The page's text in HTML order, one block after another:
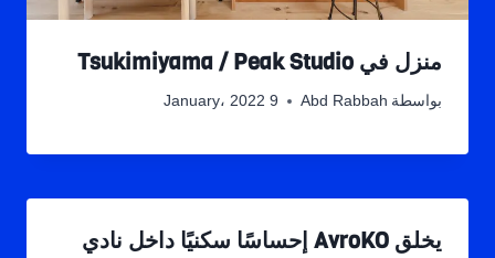
منزل في Tsukimiyama / Peak Studio
بواسطة Abd Rabbah 9 January، 2022
يخلق AvroKO إحساسًا سكنيًا داخل نادي